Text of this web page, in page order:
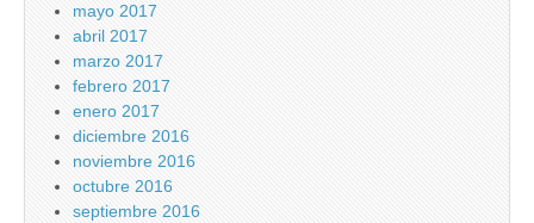
mayo 2017
abril 2017
marzo 2017
febrero 2017
enero 2017
diciembre 2016
noviembre 2016
octubre 2016
septiembre 2016